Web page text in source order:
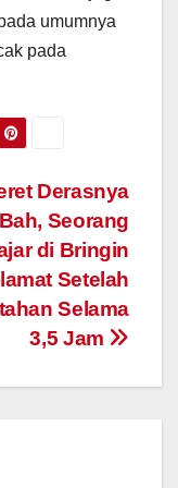
umumnya
pada
Derasnya
Seorang
di Bringin
Setelah
Selama
3,5 Jam